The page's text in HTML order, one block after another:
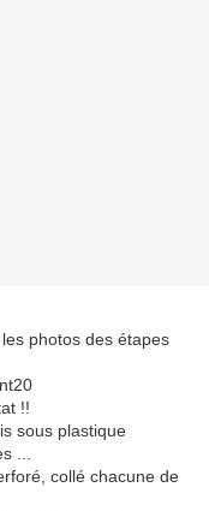
photos des étapes
!!
sous plastique
...
collé chacune de